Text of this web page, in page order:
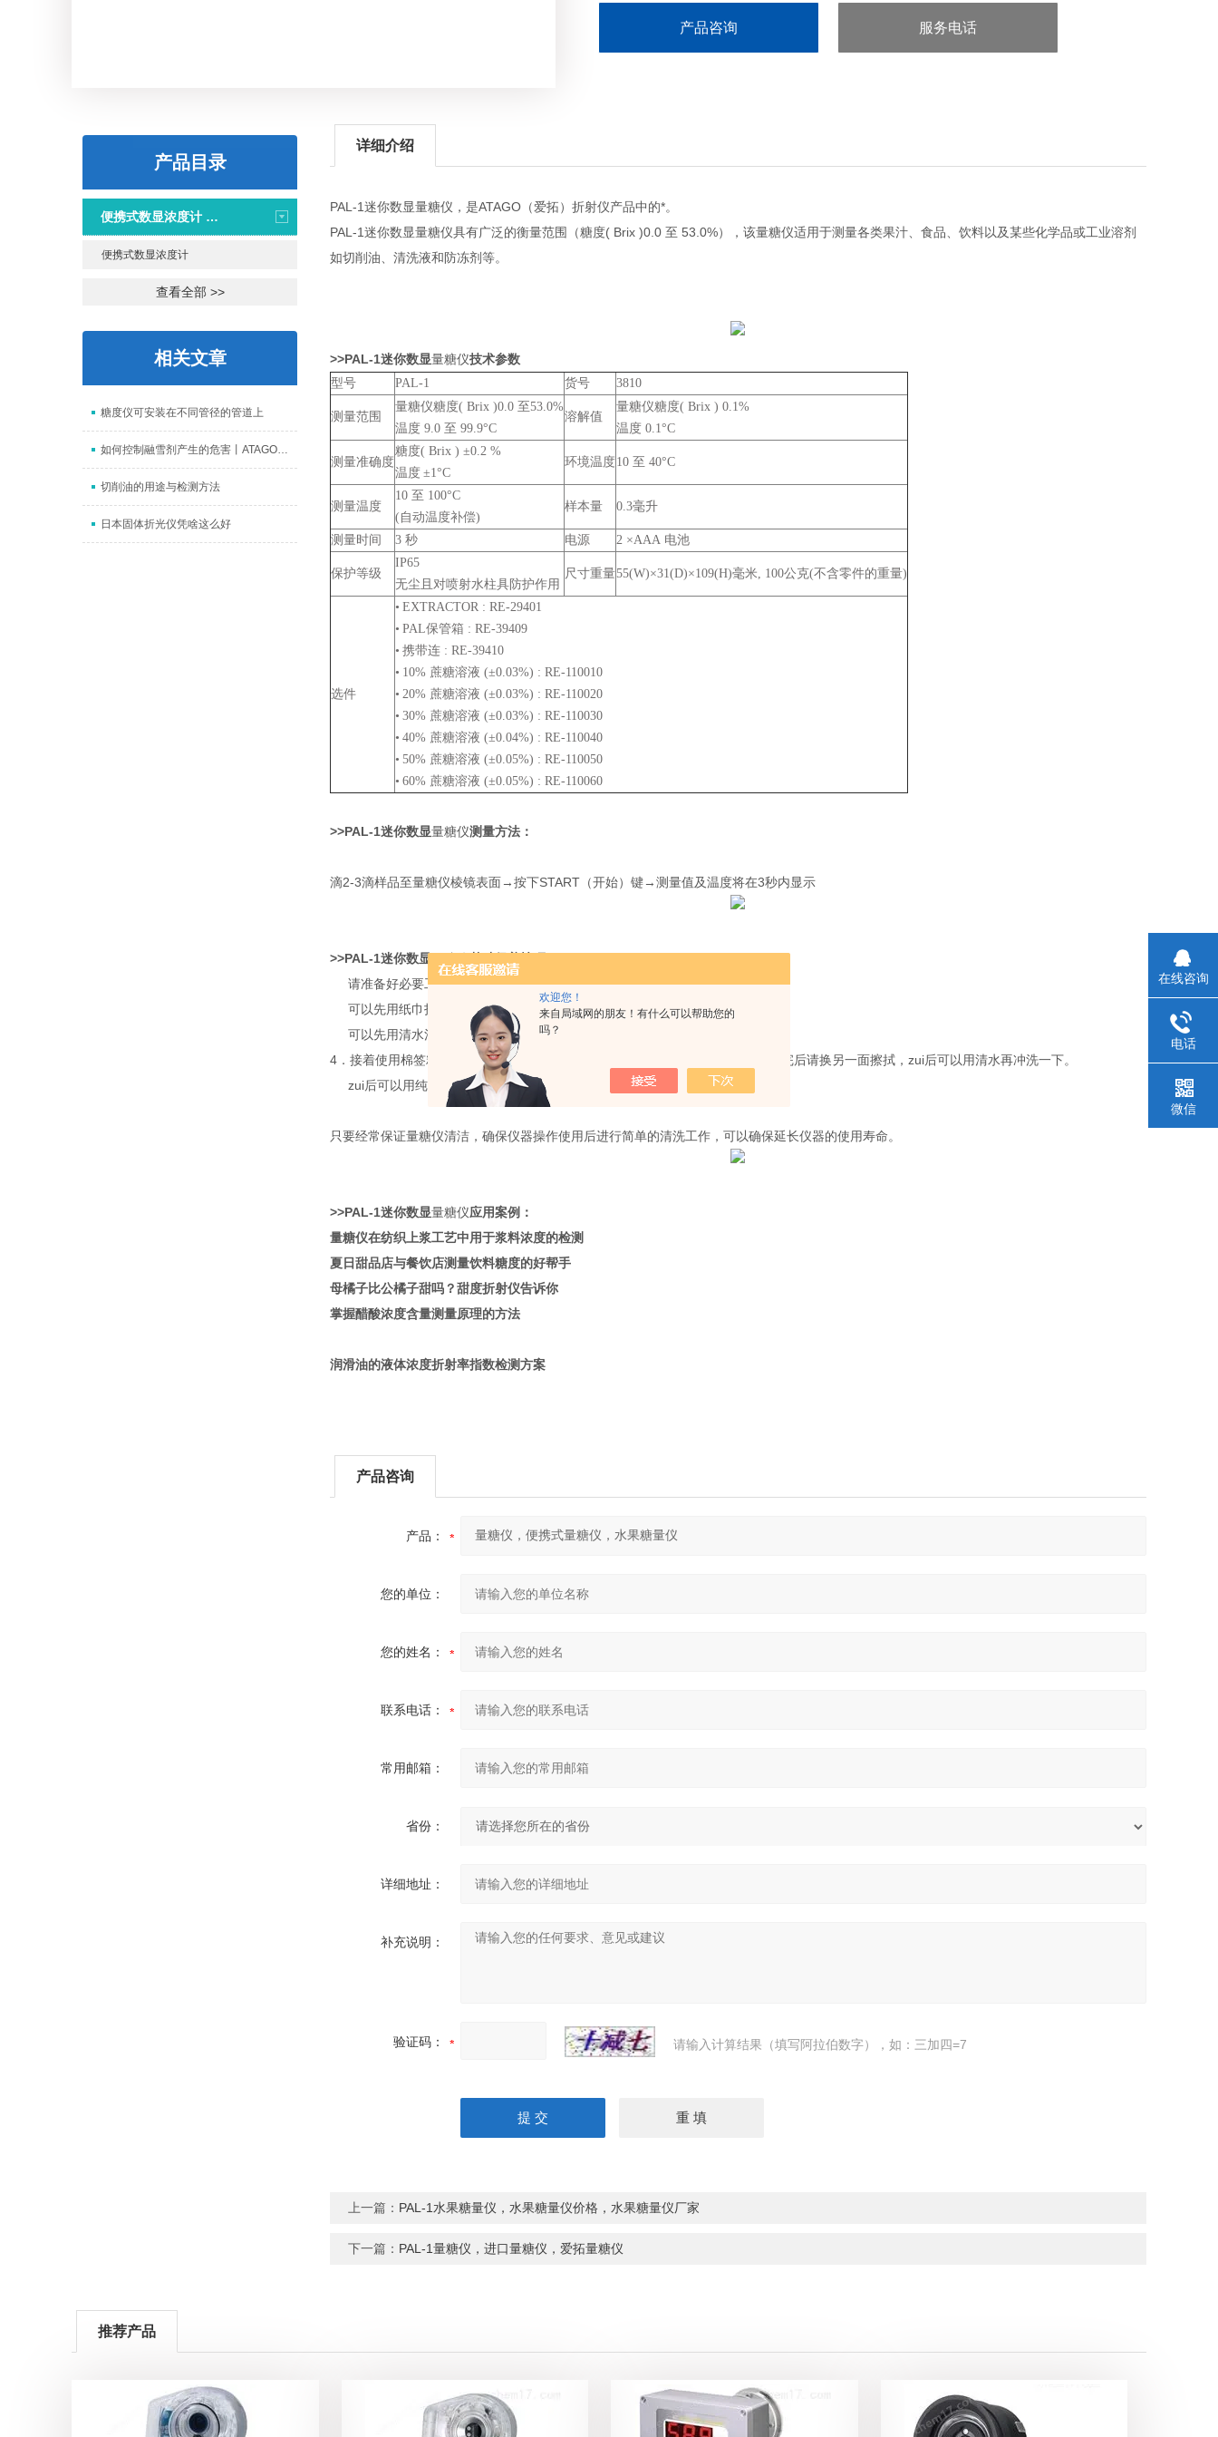
欢迎您！
来自局域网的朋友！有什么可以帮助您的
吗？
产品咨询 服务电话
产品目录
便携式数显浓度计 PAL系列
便携式数显浓度计
查看全部 >>
相关文章
糖度仪可安装在不同管径的管道上
如何控制融雪剂产生的危害丨ATAGO（爱拓）数显氯化钠Nacl浓度计
切削油的用途与检测方法
日本固体折光仪凭啥这么好
详细介绍
PAL-1迷你数显量糖仪，是ATAGO（爱拓）折射仪产品中的*。
PAL-1迷你数显量糖仪具有广泛的衡量范围（糖度( Brix )0.0 至 53.0%），该量糖仪适用于测量各类果汁、食品、饮料以及某些化学品或工业溶剂
如切削油、清洗液和防冻剂等。
>>PAL-1迷你数显量糖仪技术参数
型号 PAL-1 货号 3810
测量范围
量糖仪糖度( Brix )0.0 至53.0%
温度9.0 至 99.9°C
溶解值
量糖仪糖度( Brix ) 0.1%
温度0.1°C
测量准确度
糖度( Brix ) ±0.2 %
温度 ±1°C
环境温度10 至 40°C
测量温度
10 至 100°C
( 自动温度补偿)
样本量 0.3毫升
测量时间 3 秒 电源 2 ×AAA 电池
保护等级
IP65
无尘且对喷射水柱具防护作用
尺寸重量55(W)×31(D)×109(H)毫米, 100公克(不含零件的重量)
选件
• EXTRACTOR: RE-29401
• PAL保管箱 : RE-39409
• 携带连: RE-39410
• 10% 蔗糖溶液 (±0.03%) : RE-110010
• 20% 蔗糖溶液 (±0.03%) : RE-110020
• 30% 蔗糖溶液 (±0.03%) : RE-110030
• 40% 蔗糖溶液 (±0.04%) : RE-110040
• 50% 蔗糖溶液 (±0.05%) : RE-110050
• 60% 蔗糖溶液 (±0.05%) : RE-110060
>>PAL-1迷你数显量糖仪测量方法：
滴2-3滴样品至量糖仪棱镜表面→按下START（开始）键→测量值及温度将在3秒内显示
>>PAL-1迷你数显
请准备好必要工具：纸巾，酒精，棉签，清水等；
可以先用纸巾打湿先清洁量糖仪
外壳，顽固污垢可用酒精擦拭。
可以先用清水清洁
量糖仪棱镜。
4．接着使用棉签粘上点酒精再清洗棱镜，注意棉签一头只能顺着棱镜擦一遍，擦完后请换另一面擦拭，zui后可以用清水再冲洗一下。
zui后可以用纯水验证 量糖仪是否已经清洁完成。
只要经常保证量糖仪清洁，确保仪器操作使用后进行简单的清洗工作，可以确保延长仪器的使用寿命。
>>PAL-1迷你数显量糖仪应用案例：
量糖仪在纺织上浆工艺中用于浆料浓度的检测
夏日甜品店与餐饮店测量饮料糖度的好帮手
母橘子比公橘子甜吗？甜度折射仪告诉你
掌握醋酸浓度含量测量原理的方法
润滑油的液体浓度折射率指数检测方案
产品咨询
产品：
您的单位：
您的姓名：
联系电话：
常用邮箱：
省份：
详细地址：
补充说明：
验证码： 请输入计算结果（填写阿拉伯数字），如：三加四=7
上一篇： PAL-1水果糖量仪，水果糖量仪价格，水果糖量仪厂家
下一篇： PAL-1量糖仪，进口量糖仪，爱拓量糖仪
推荐产品
在线咨询
电话
微信